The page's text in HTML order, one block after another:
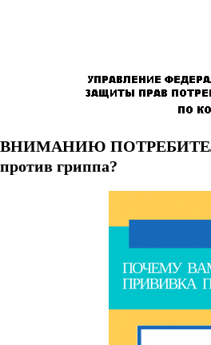
ВНИМАНИЮ ПОТРЕБИТЕЛЯ:
против гриппа?